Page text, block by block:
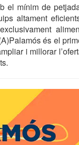
el mínim de
altament
és el
i millorar